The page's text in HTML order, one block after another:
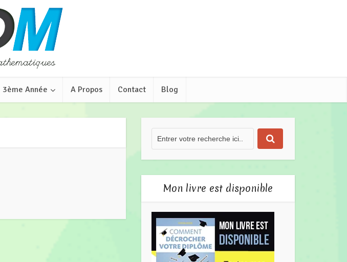
3ème Année A Propos Contact Blog
Mon livre est disponible